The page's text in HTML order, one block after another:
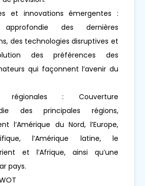
et innovations émergentes :
approfondie des dernières
des technologies disruptives et
des préférences des
qui façonnent l’avenir du
régionales : Couverture
des principales régions,
l’Amérique du Nord, l’Europe,
l’Amérique latine, le
et l’Afrique, ainsi qu’une
pays.